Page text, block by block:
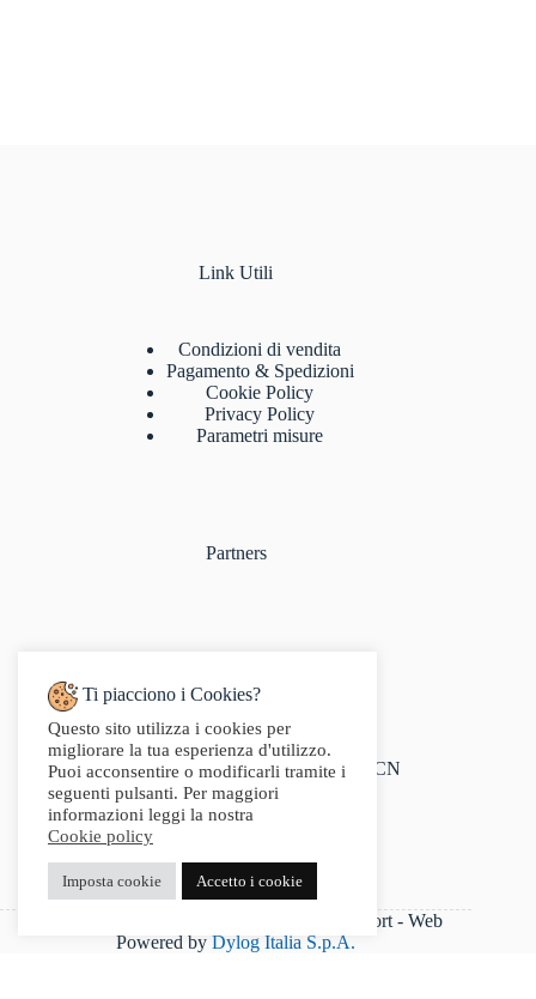
Link Utili
Condizioni di vendita
Pagamento & Spedizioni
Cookie Policy
Privacy Policy
Parametri misure
Partners
Indirizzo:
Via Audisio, 26, 12042 Bra CN
Telefono:
0172 412 414
Fax:
0172412414
P.IVA 03542250042 - Copyright 2025 G2Sport - Web
Powered byDylog Italia S.p.A.
Ti piacciono i Cookies?
Questo sito utilizza i cookies per
migliorare la tua esperienza d'utilizzo.
Puoi acconsentire o modificarli tramite i
seguenti pulsanti. Per maggiori
informazioni leggi la nostra
Cookie policy
Imposta cookie Accetto i cookie